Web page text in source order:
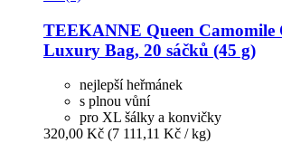
TEEKANNE Queen Camomile
Luxury Bag, 20 sáčků (45 g)
nejlepší heřmánek
s plnou vůní
pro XL šálky a konvičky
320,00 Kč (7 111,11 Kč / kg)